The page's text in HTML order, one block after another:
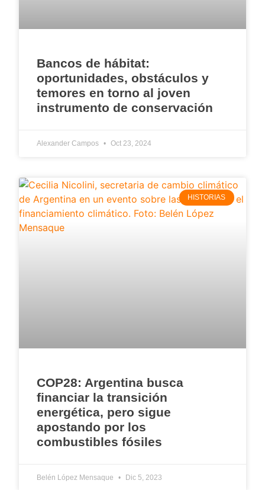
Bancos de hábitat:
oportunidades, obstáculos y
temores en torno al joven
instrumento de conservación
Alexander Campos Oct 23, 2024
HISTORIAS
COP28: Argentina busca
financiar la transición
energética, pero sigue
apostando por los
combustibles fósiles
Belén López Mensaque Dic 5, 2023